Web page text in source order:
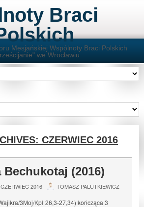
Braci
Mesjańskiej Wspólnoty Braci Polskich
we Wrocławiu
CZERWIEC 2016
Bechukotaj (2016)
2016 TOMASZ PALUTKIEWICZ
3Moj/Kpł 26,3-27,34) kończąca 3